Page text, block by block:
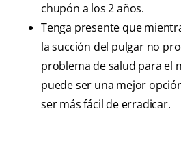
chupón a los 2 años.
Tenga presente que
la succión del pulgar no
problema de salud para el
puede ser una mejor
ser más fácil de erradicar.